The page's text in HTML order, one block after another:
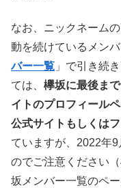
なお、ニックネーム
動を続けているメン
バー一覧 」で引き続
ては、 欅坂に最後ま
イトのプロフィール
公式サイトもしくは
ていますが、2022年
のでご注意ください
坂メンバー一覧のペ